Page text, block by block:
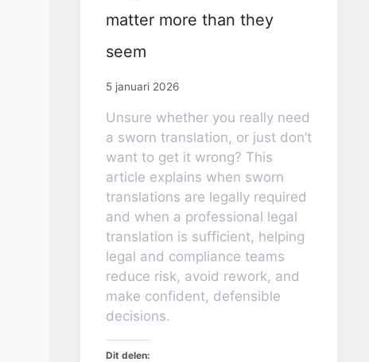
matter more than they
seem
5 januari 2026
Unsure whether you really need
a sworn translation, or just don’t
want to get it wrong? This
article explains when sworn
translations are legally required
and when a professional legal
translation is sufficient, helping
legal and compliance teams
reduce risk, avoid rework, and
make confident, defensible
decisions.
Dit delen: